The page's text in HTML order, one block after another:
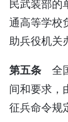
民武装部的
通高等学校
助兵役机关
第五条 全
间和要求，
征兵命令规